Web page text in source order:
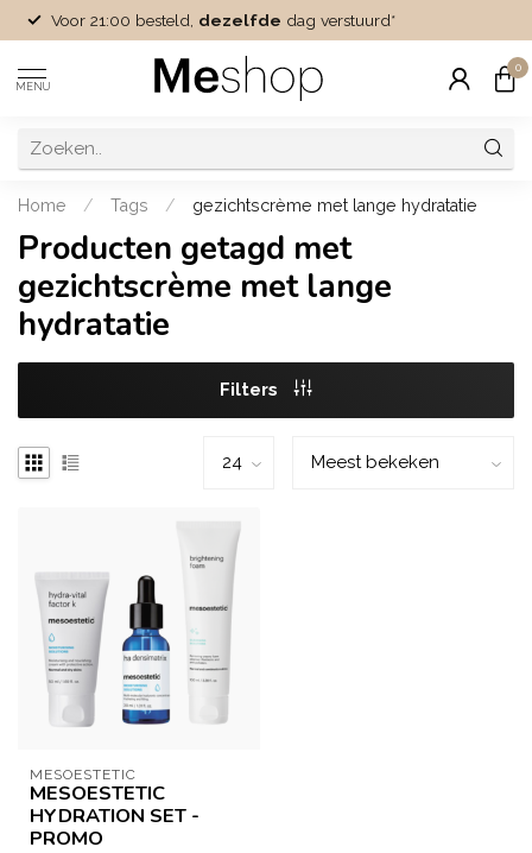
Voor 21:00 besteld, dezelfde dag verstuurd*
MENU
0
Home / Tags / gezichtscrème met lange hydratatie
Producten getagd met
gezichtscrème met lange
hydratatie
Filters
MESOESTETIC
MESOESTETIC
HYDRATION SET -
PROMO